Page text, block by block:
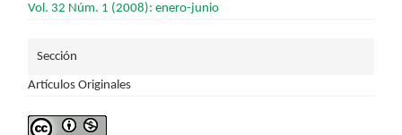
Vol. 32 Núm. 1 (2008): enero-junio
Sección
Artículos Originales